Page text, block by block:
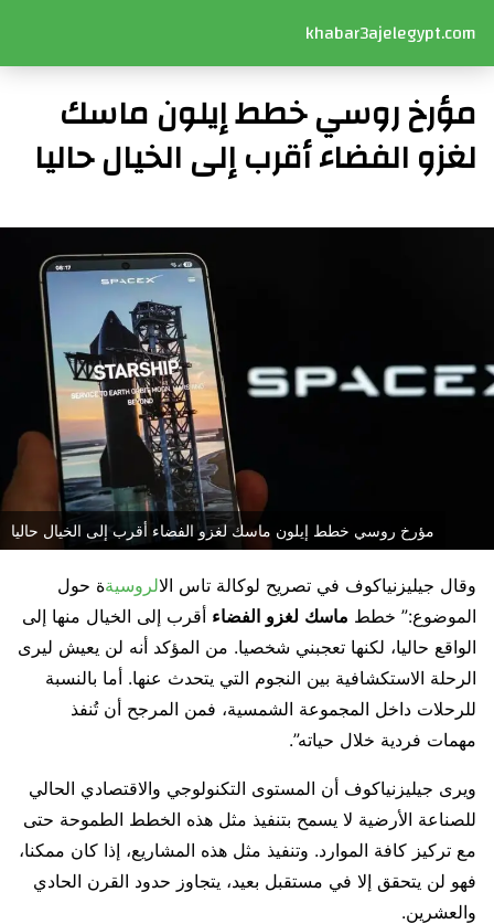
khabar3ajelegypt.com
مؤرخ روسي خطط إيلون ماسك
لغزو الفضاء أقرب إلى الخيال حاليا
مؤرخ روسي خطط إيلون ماسك لغزو الفضاء أقرب إلى الخيال حاليا
وقال جيليزنياكوف في تصريح لوكالة تاس الالروسيةة حول
الموضوع:” خطط ماسك لغزو الفضاء أقرب إلى الخيال منها إلى
الواقع حاليا، لكنها تعجبني شخصيا. من المؤكد أنه لن يعيش ليرى
الرحلة الاستكشافية بين النجوم التي يتحدث عنها. أما بالنسبة
للرحلات داخل المجموعة الشمسية، فمن المرجح أن تُنفذ
مهمات فردية خلال حياته”.
ويرى جيليزنياكوف أن المستوى التكنولوجي والاقتصادي الحالي
للصناعة الأرضية لا يسمح بتنفيذ مثل هذه الخطط الطموحة حتى
مع تركيز كافة الموارد. وتنفيذ مثل هذه المشاريع، إذا كان ممكنا،
فهو لن يتحقق إلا في مستقبل بعيد، يتجاوز حدود القرن الحادي
والعشرين.